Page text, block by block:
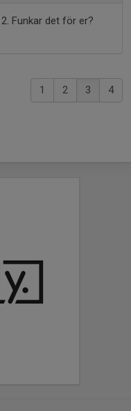
Funkar det för er?
1 2 3 4